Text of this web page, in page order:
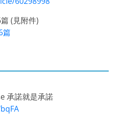
(見附件)
篇
承諾就是承諾